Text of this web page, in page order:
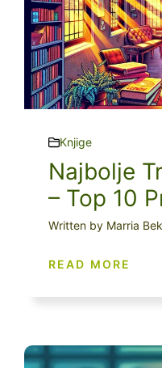
Knjige
Najbolje
– Top 10
Written by Marria
READ MORE